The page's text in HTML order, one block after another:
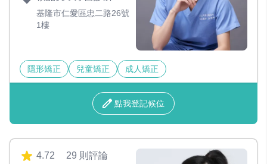
基隆市仁愛區忠二路26號
1樓
隱形矯正 兒童矯正 成人矯正
點我登記候位
4.72 29 則評論